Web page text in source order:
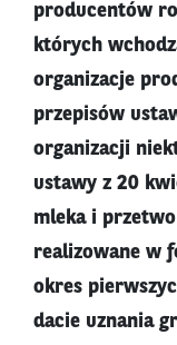
producentów
których
organizacje
przepisów
organizacji
ustawy z 20
mleka i
realizowane w
okres
dacie uznania